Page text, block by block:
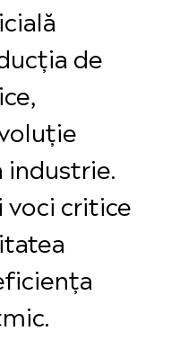
de
industrie.
critice